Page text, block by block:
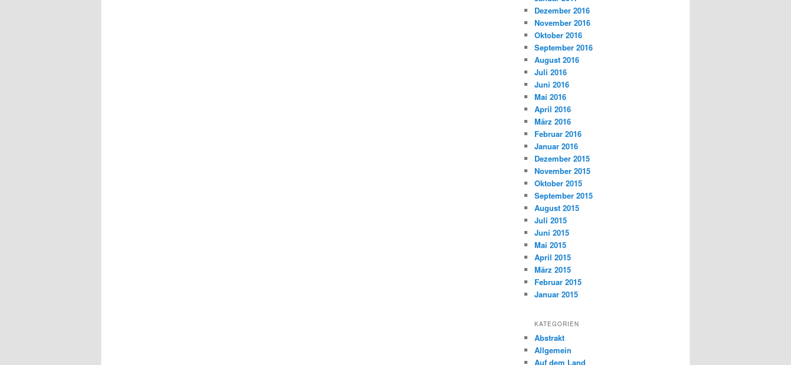
Dezember 2016
November 2016
Oktober 2016
September 2016
August 2016
Juli 2016
Juni 2016
Mai 2016
April 2016
März 2016
Februar 2016
Januar 2016
Dezember 2015
November 2015
Oktober 2015
September 2015
August 2015
Juli 2015
Juni 2015
Mai 2015
April 2015
März 2015
Februar 2015
Januar 2015
KATEGORIEN
Abstrakt
Allgemein
Auf dem Land